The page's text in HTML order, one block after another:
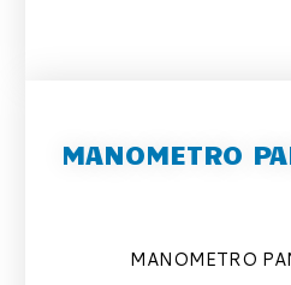
MANOMETRO
MANOMETRO